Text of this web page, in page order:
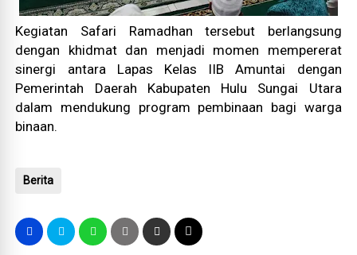
Kegiatan Safari Ramadhan tersebut berlangsung
dengan khidmat dan menjadi momen mempererat
sinergi antara Lapas Kelas IIB Amuntai dengan
Pemerintah Daerah Kabupaten Hulu Sungai Utara
dalam mendukung program pembinaan bagi warga
binaan.
Berita